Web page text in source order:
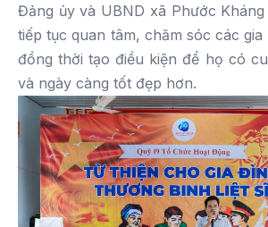
Đảng ủy và UBND xã Phước
tiếp tục quan tâm, chăm sóc các
đồng thời tạo điều kiện để họ có
và ngày càng tốt đẹp hơn.